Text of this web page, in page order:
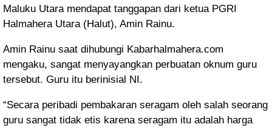
Maluku Utara mendapat tanggapan dari ketua PGRI
Halmahera Utara (Halut), Amin Rainu.
Amin Rainu saat dihubungi Kabarhalmahera.com
mengaku, sangat menyayangkan perbuatan oknum guru
tersebut. Guru itu berinisial NI.
“Secara peribadi pembakaran seragam oleh salah seorang
guru sangat tidak etis karena seragam itu adalah harga